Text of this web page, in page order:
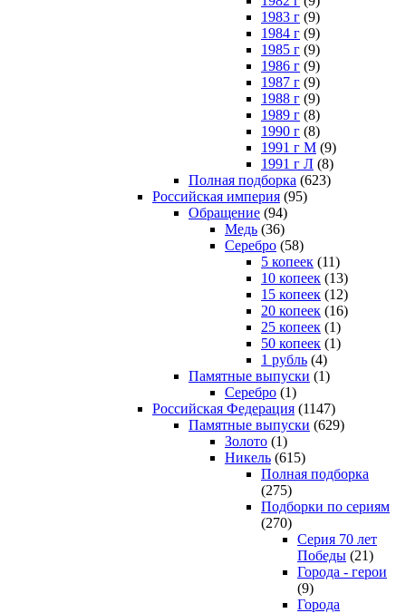
1983 г (9)
1984 г (9)
1985 г (9)
1986 г (9)
1987 г (9)
1988 г (9)
1989 г (8)
1990 г (8)
1991 г М (9)
1991 г Л (8)
Полная подборка (623)
Российская империя (95)
Обращение (94)
Медь (36)
Серебро (58)
5 копеек (11)
10 копеек (13)
15 копеек (12)
20 копеек (16)
25 копеек (1)
50 копеек (1)
1 рубль (4)
Памятные выпуски (1)
Серебро (1)
Российская Федерация (1147)
Памятные выпуски (629)
Золото (1)
Никель (615)
Полная подборка
(275)
Подборки по сериям
(270)
Серия 70 лет
Победы (21)
Города - герои
(9)
Города